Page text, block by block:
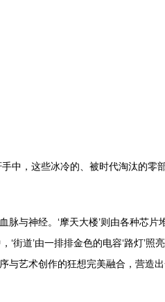
中，这些冰冷的、被时代淘汰的零
与神经。‘摩天大楼’则由各种芯片
道’由一排排金色的电容‘路灯’照亮
与艺术创作的狂想完美融合，营造